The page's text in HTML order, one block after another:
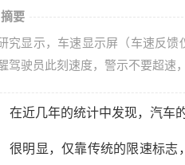
摘要
究显示，车速显示屏（车速反
驾驶员此刻速度，警示不要超速
在近几年的统计中发现，汽车
很明显，仅靠传统的限速标志